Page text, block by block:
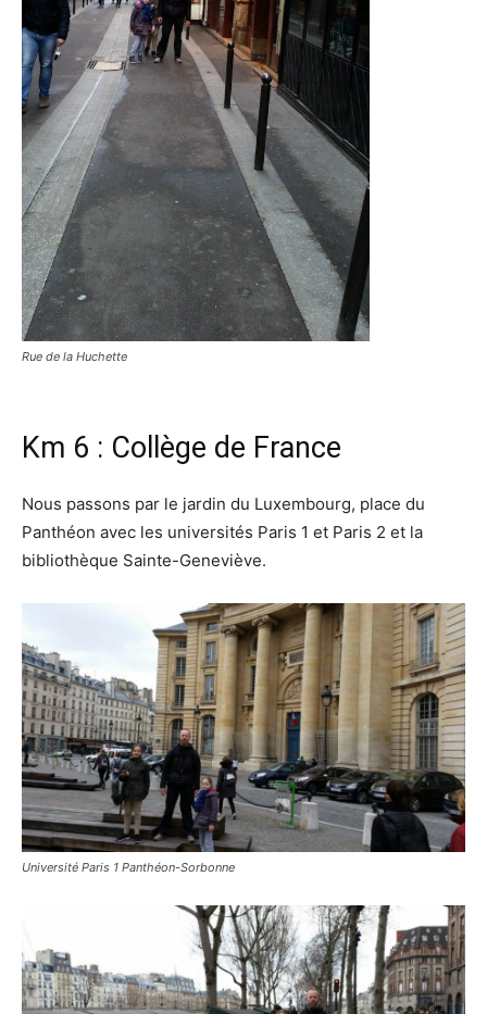
Rue de la Huchette
Km 6 : Collège de France
Nous passons par le jardin du Luxembourg, place du
Panthéon avec les universités Paris 1 et Paris 2 et la
bibliothèque Sainte-Geneviève.
Université Paris 1 Panthéon-Sorbonne